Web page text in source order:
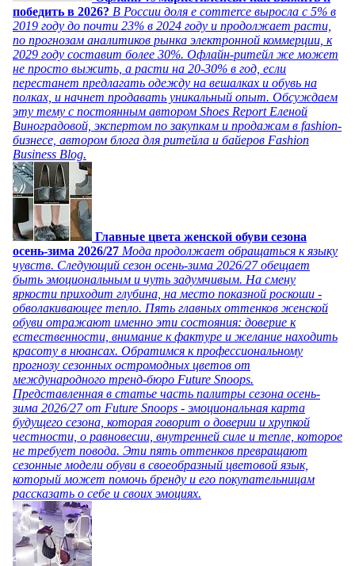
победить в 2026? В России доля e commerce выросла с 5% в
2019 году до почти 23% в 2024 году и продолжает расти,
по прогнозам аналитиков рынка электронной коммерции, к
2029 году составит более 30%. Офлайн-ритейл же может
не просто выжить, а расти на 20-30% в год, если
перестанет предлагать одежду на вешалках и обувь на
полках, и начнет продавать уникальный опыт. Обсуждаем
эту тему с постоянным автором Shoes Report Еленой
Виноградовой, экспертом по закупкам и продажам в fashion-
бизнесе, автором блога для ритейла и байеров Fashion
Business Blog.
Главные цвета женской обуви сезона
осень-зима 2026/27 Мода продолжает обращаться к языку
чувств. Следующий сезон осень-зима 2026/27 обещает
быть эмоциональным и чуть задумчивым. На смену
яркости приходит глубина, на место показной роскоши -
обволакивающее тепло. Пять главных оттенков женской
обуви отражают именно эти состояния: доверие к
естественности, внимание к фактуре и желание находить
красоту в нюансах. Обратимся к профессиональному
прогнозу сезонных остромодных цветов от
международного тренд-бюро Future Snoops.
Представленная в статье часть палитры сезона осень-
зима 2026/27 от Future Snoops - эмоциональная карта
будущего сезона, которая говорит о доверии и хрупкой
честности, о равновесии, внутренней силе и тепле, которое
не требует повода. Эти пять оттенков превращают
сезонные модели обуви в своеобразный цветовой язык,
который может помочь бренду и его покупательницам
рассказать о себе и своих эмоциях.